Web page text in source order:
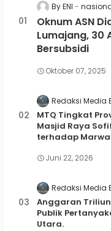
By ENI
Oknum ASN
Lumajang, 30
Bersubsidi
Oktober 07, 2025
Redaksi Media
MTQ Tingkat
Masjid Raya
terhadap
Juni 22, 2026
Redaksi Media
Anggaran
Publik
Utara.